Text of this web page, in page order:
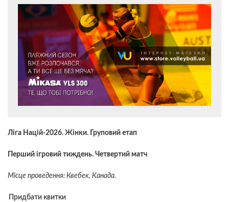
Ліга Націй-2026. Жінки. Груповий етап
Перший ігровий тиждень. Четвертий матч
Місце проведення: Квебек, Канада.
Придбати квитки